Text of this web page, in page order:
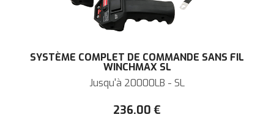
SYSTÈME COMPLET DE COMMANDE SANS FIL
WINCHMAX SL
Jusqu'à 20000LB - SL
236.00 €